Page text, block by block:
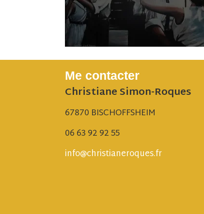
Me contacter
Christiane Simon-Roques
67870 BISCHOFFSHEIM
06 63 92 92 55
info@christianeroques.fr